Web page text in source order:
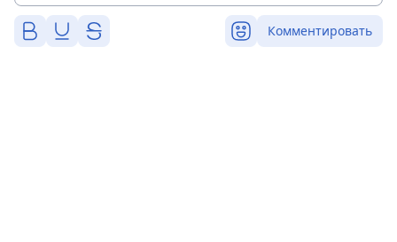
Комментировать